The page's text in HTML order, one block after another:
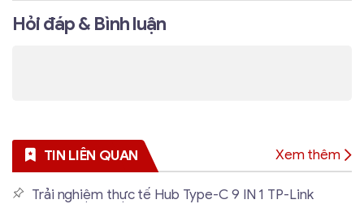
Hỏi đáp & Bình luận
TIN LIÊN QUAN Xem thêm
Trải nghiệm thực tế Hub Type-C 9 IN 1 TP-Link